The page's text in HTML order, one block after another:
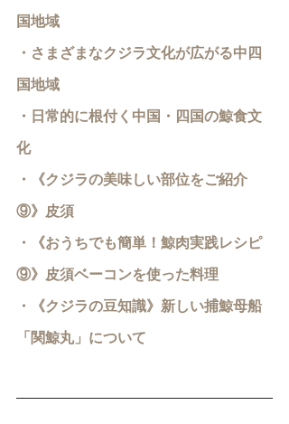
国地域
・さまざまなクジラ文化が広がる中四
国地域
・日常的に根付く中国・四国の鯨食文
化
・《クジラの美味しい部位をご紹介
⑨》皮須
・《おうちでも簡単！鯨肉実践レシピ
⑨》皮須ベーコンを使った料理
・《クジラの豆知識》 新しい捕鯨母船
「関鯨丸」について